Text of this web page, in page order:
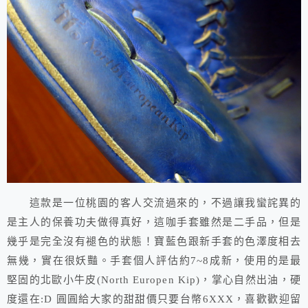
這款是一位桃園的客人交流過來的，不過讓我蠻詫異的
是主人的保養功夫做得真好，這咖手套雖然是二手品，但是
幾乎是完全沒有褪色的狀態！寶藍色跟新手套的色澤度相去
無幾，實在很妖豔。手套個人評估約7~8成新，使用的是最
堅固的北歐小牛皮(North Europen Kip)，掌心自然出油，硬
度還在:D 圓圓給大家的甜甜價只要台幣6XXX，喜歡歡迎留